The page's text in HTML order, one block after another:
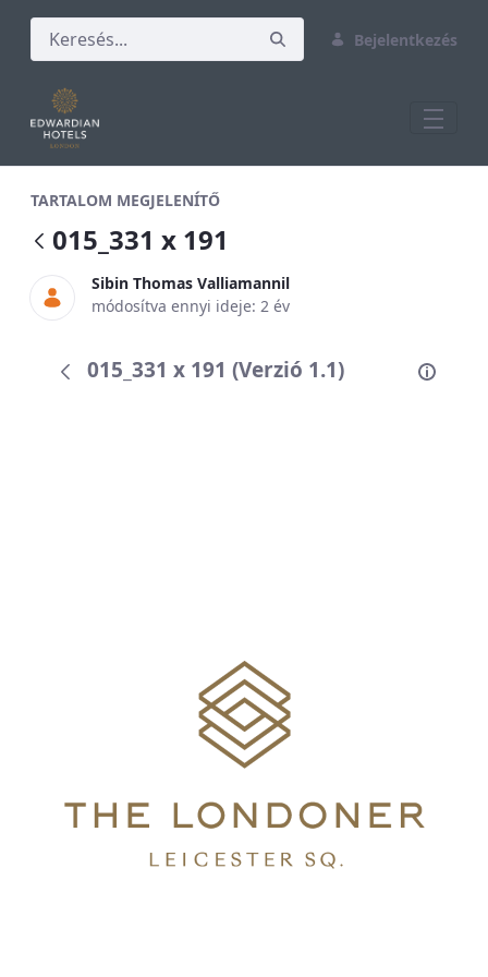
Bejelentkezés
TARTALOM MEGJELENÍTŐ
015_331 x 191
Sibin Thomas Valliamannil
módosítva ennyi ideje: 2 év
015_331 x 191 (Verzió 1.1)